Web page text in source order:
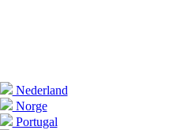
Nederland
Norge
Portugal